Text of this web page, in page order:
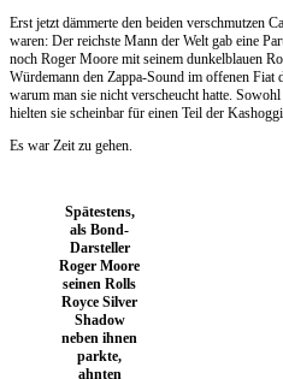
Erst jetzt dämmerte den beiden verschmutzen
waren: Der reichste Mann der Welt gab eine
noch Roger Moore mit seinem dunkelblauen
Würdemann den Zappa-Sound im offenen Fiat
warum man sie nicht verscheucht hatte.
hielten sie scheinbar für einen Teil der
Es war Zeit zu gehen.
Spätestens,
als Bond-
Darsteller
Roger Moore
seinen Rolls
Royce Silver
Shadow
neben ihnen
parkte,
ahnten